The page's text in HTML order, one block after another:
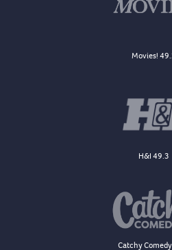
Movies!
H&I 49.3
Catchy